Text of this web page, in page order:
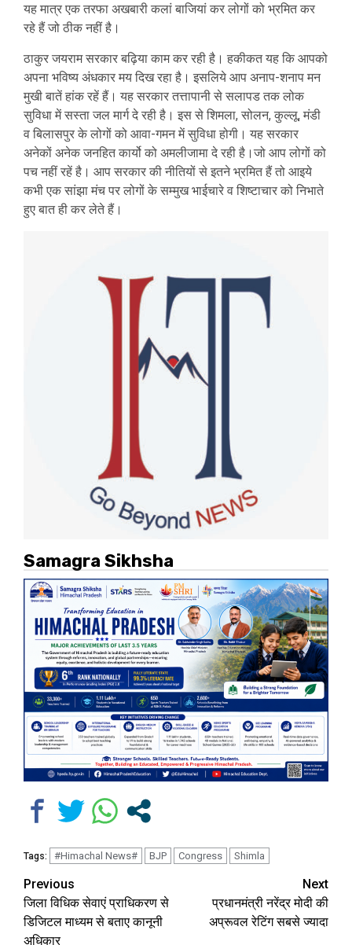
यह मात्र एक तरफा अखबारी कलां बाजियां कर लोगों को भ्रमित कर
रहे हैं जो ठीक नहीं है।
ठाकुर जयराम सरकार बढ़िया काम कर रही है। हकीकत यह कि आपको
अपना भविष्य अंधकार मय दिख रहा है। इसलिये आप अनाप-शनाप मन
मुखी बातें हांक रहें हैं। यह सरकार तत्तापानी से सलापड तक लोक
सुविधा में सस्ता जल मार्ग दे रही है। इस से शिमला, सोलन, कुल्लू, मंडी
व बिलासपुर के लोगों को आवा-गमन में सुविधा होगी। यह सरकार
अनेकों अनेक जनहित कार्यो को अमलीजामा दे रही है।जो आप लोगों को
पच नहीं रहें है। आप सरकार की नीतियों से इतने भ्रमित हैं तो आइये
कभी एक सांझा मंच पर लोगों के सम्मुख भाईचारे व शिष्टाचार को निभाते
हुए बात ही कर लेते हैं।
Samagra Sikhsha
Tags: #Himachal News# BJP Congress Shimla
Continue
Reading
Previous
जिला विधिक सेवाएं प्राधिकरण से
डिजिटल माध्यम से बताए कानूनी
अधिकार
Next
प्रधानमंत्री नरेंद्र मोदी की
अप्रूवल रेटिंग सबसे ज्यादा